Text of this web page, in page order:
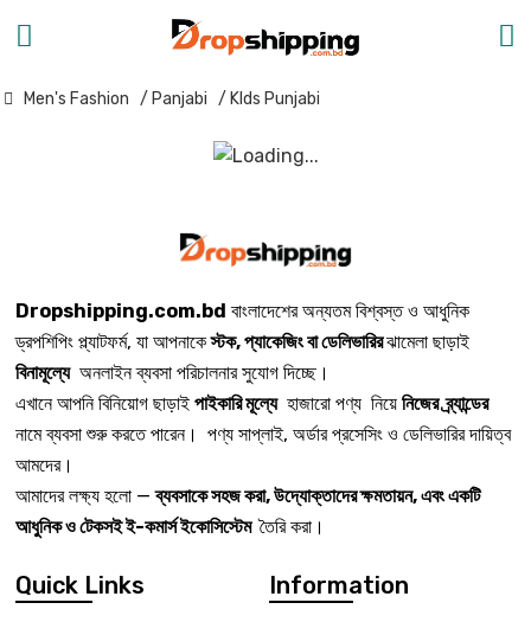
Men's Fashion / Panjabi / KIds Punjabi
Dropshipping.com.bd বাংলাদেশের অন্যতম বিশ্বস্ত ও আধুনিক
ড্রপশিপিং প্ল্যাটফর্ম, যা আপনাকেস্টক, প্যাকেজিং বা ডেলিভারিরঝামেলা ছাড়াই
বিনামূল্যেঅনলাইন ব্যবসা পরিচালনার সুযোগ দিচ্ছে।
এখানে আপনি বিনিয়োগ ছাড়াই পাইকারি মূল্যেহাজারো পণ্য নিয়ে নিজের ব্র্যান্ডের
নামে ব্যবসা শুরু করতে পারেন। পণ্য সাপ্লাই, অর্ডার প্রসেসিং ও ডেলিভারির দায়িত্ব
আমদের।
আমাদের লক্ষ্য হলো —ব্যবসাকে সহজ করা, উদ্যোক্তাদের ক্ষমতায়ন, এবং একটি
আধুনিক ও টেকসই ই-কমার্স ইকোসিস্টেম তৈরি করা।
Quick Links Information